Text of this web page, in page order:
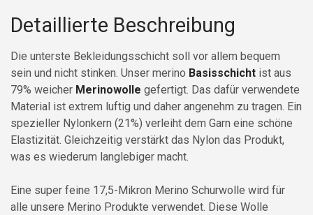
Detaillierte Beschreibung
Die unterste Bekleidungsschicht soll vor allem bequem
sein und nicht stinken. Unser merino Basisschicht ist aus
79% weicher Merinowolle gefertigt. Das dafür verwendete
Material ist extrem luftig und daher angenehm zu tragen. Ein
spezieller Nylonkern (21%) verleiht dem Garn eine schöne
Elastizität. Gleichzeitig verstärkt das Nylon das Produkt,
was es wiederum langlebiger macht.
Eine super feine 17,5-Mikron Merino Schurwolle wird für
alle unsere Merino Produkte verwendet. Diese Wolle